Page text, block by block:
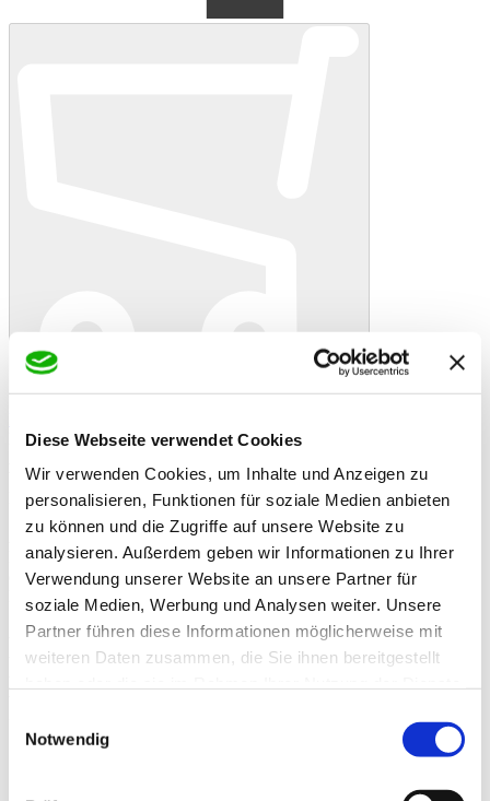
Diese Webseite verwendet Cookies
Wir verwenden Cookies, um Inhalte und Anzeigen zu
personalisieren, Funktionen für soziale Medien anbieten
zu können und die Zugriffe auf unsere Website zu
analysieren. Außerdem geben wir Informationen zu Ihrer
Verwendung unserer Website an unsere Partner für
soziale Medien, Werbung und Analysen weiter. Unsere
Partner führen diese Informationen möglicherweise mit
weiteren Daten zusammen, die Sie ihnen bereitgestellt
Notwendig
In den Warenkorb Danke! Etwas ist schiefgelaufen
Derby Horslyx Garlic 5kg
Wetterfeste Leckmasse als Ergänzungsfutter bei
Mangelerscheinungen, gegen Langeweile und als Insektenschutz
Artikelbeschreibung
Derby Horslyx Garlic ist eine Leckmasse für Pferde, die aufgrund
des getrockneten Knoblauchs zum Schutz gegen Insekten beiträgt.
Durch die Konsistenz reduziert es Langeweile und Stress.
- Insektenschutz
- Wetterfest, zur Stall- und Außengabe geeignet
- Reduziert Stress und Langeweile
Zusammensetzung und Inhaltsstoffe